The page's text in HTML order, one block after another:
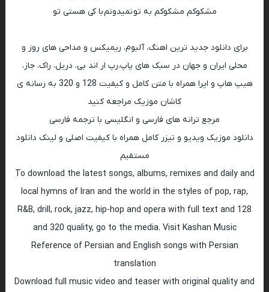
مشکوکم مشکوکم به تو نمیدونم با کی هستی تو
برای دانلود جدید ترین اهنگ، آلبوم، ریمیکس و مداحی های روز و
محلی ایران و جهان در سبک های پاپ،رپ ار اند بی، دریل، راک، جاز،
هیپ هاپ و اپرا همراه با متن کامل و کیفیت 128 و 320 به رسانه ی
کاشان موزیک مراجعه کنید
مرجع ترانه های فارسی و انگلیسی با ترجمه فارسی
دانلود موزیک ویدیو و تیزر کامل همراه با کیفیت اصلی و لینک دانلود
مستقیم
To download the latest songs, albums, remixes and daily and
local hymns of Iran and the world in the styles of pop, rap,
R&B, drill, rock, jazz, hip-hop and opera with full text and 128
and 320 quality, go to the media. Visit Kashan Music
Reference of Persian and English songs with Persian
translation
Download full music video and teaser with original quality and